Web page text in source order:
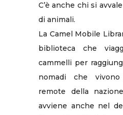
C’è anche chi si
di animali.
La Camel Mobile
biblioteca che
cammelli per
nomadi che
remote della
avviene anche nel